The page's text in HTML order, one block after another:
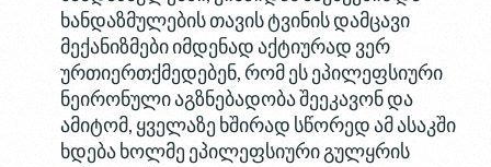
ხანდაზმულების თავის ტვინის დამცავი
მექანიზმები იმდენად აქტიურად ვერ
ურთიერთქმედებენ, რომ ეს ეპილეფსიური
ნეირონული აგზნებადობა შეეკავონ და
ამიტომ, ყველაზე ხშირად სწორედ ამ ასაკში
ხდება ხოლმე ეპილეფსიური გულყრის